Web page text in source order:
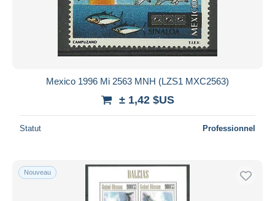
Mexico 1996 Mi 2563 MNH (LZS1 MXC2563)
± 1,42 $US
Statut Professionnel
Nouveau